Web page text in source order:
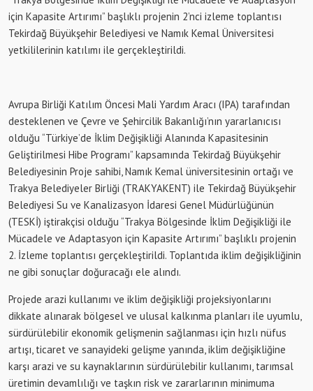
için Kapasite Artırımı” başlıklı projenin 2’nci izleme toplantısı
Tekirdağ Büyükşehir Belediyesi ve Namık Kemal Üniversitesi
yetkililerinin katılımı ile gerçekleştirildi.
Avrupa Birliği Katılım Öncesi Mali Yardım Aracı (IPA) tarafından
desteklenen ve Çevre ve Şehircilik Bakanlığı’nın yararlanıcısı
olduğu “Türkiye’de İklim Değişikliği Alanında Kapasitesinin
Geliştirilmesi Hibe Programı” kapsamında Tekirdağ Büyükşehir
Belediyesinin Proje sahibi, Namık Kemal üniversitesinin ortağı ve
Trakya Belediyeler Birliği (TRAKYAKENT) ile Tekirdağ Büyükşehir
Belediyesi Su ve Kanalizasyon İdaresi Genel Müdürlüğünün
(TESKİ) iştirakçisi olduğu “Trakya Bölgesinde İklim Değişikliği ile
Mücadele ve Adaptasyon için Kapasite Artırımı” başlıklı projenin
2. İzleme toplantısı gerçekleştirildi. Toplantıda iklim değişikliğinin
ne gibi sonuçlar doğuracağı ele alındı.
Projede arazi kullanımı ve iklim değişikliği projeksiyonlarını
dikkate alınarak bölgesel ve ulusal kalkınma planları ile uyumlu,
sürdürülebilir ekonomik gelişmenin sağlanması için hızlı nüfus
artışı, ticaret ve sanayideki gelişme yanında, iklim değişikliğine
karşı arazi ve su kaynaklarının sürdürülebilir kullanımı, tarımsal
üretimin devamlılığı ve taşkın risk ve zararlarının minimuma